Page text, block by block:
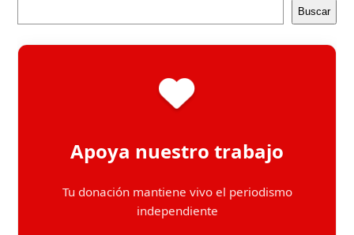
Buscar
Apoya nuestro trabajo
Tu donación mantiene vivo el periodismo
independiente